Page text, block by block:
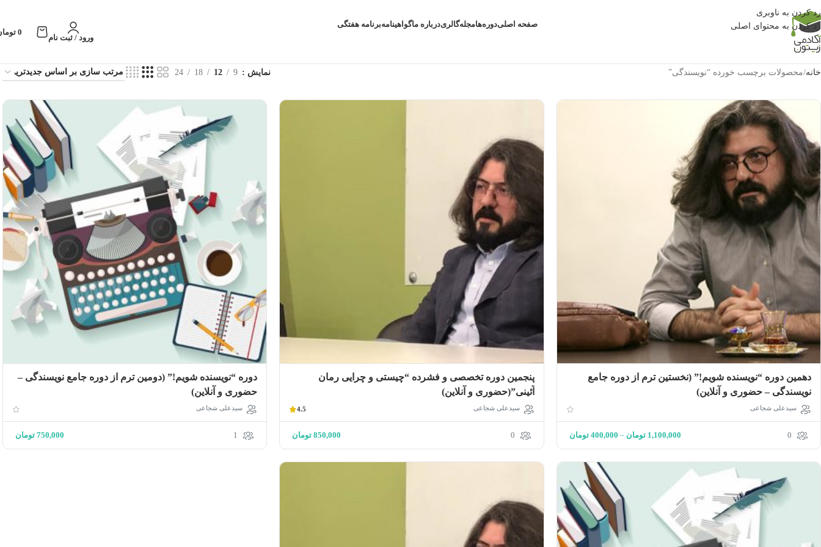
رد کردن به ناوبری
رد کردن به محتوای اصلی
صفحه اصلیدوره‌هامجلهگالریدرباره ماگواهینامهبرنامه هفتگی
ورود / ثبت نام
0
خانه محصولات برچسب خورده “نویسندگی” نمایش 9
12
18
24
دهمین دوره “نویسنده شویم!” (نخستین ترم از دوره جامع
نویسندگی – حضوری و آنلاین)
سیدعلی شجاعی
0
1,100,000 تومان –
400,000 تومان
پنجمین دوره تخصصی و فشرده “چیستی و چرایی رمان
آئینی”(حضوری و آنلاین)
سیدعلی شجاعی 4.5
0
850,000 تومان
دوره “نویسنده شویم!” (دومین ترم از دوره جامع نویسندگی –
حضوری و آنلاین)
سیدعلی شجاعی
1
750,000 تومان